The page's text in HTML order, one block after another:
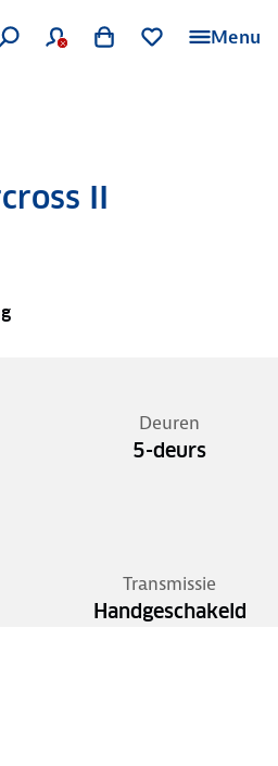
Menu
II
Deuren
5-deurs
Transmissie
Handgeschakeld